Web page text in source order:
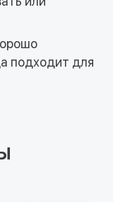
подходит для